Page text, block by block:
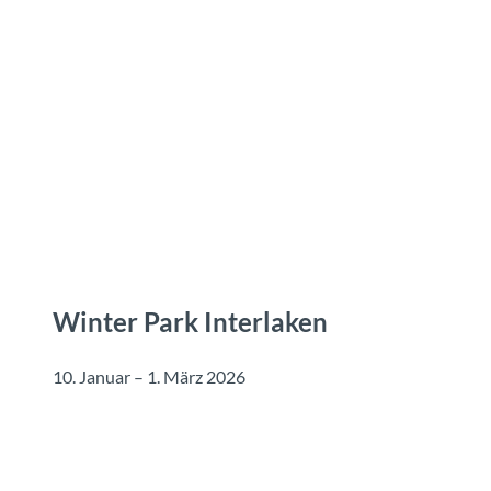
Winter Park Interlaken
10. Januar – 1. März 2026